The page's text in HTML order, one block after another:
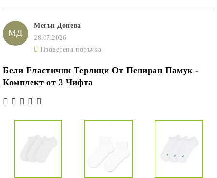
МД
Мегън Донева
28.07.2026
Проверена поръчка
Бели Еластични Терлици От Пениран Памук -
Комплект от 3 Чифта